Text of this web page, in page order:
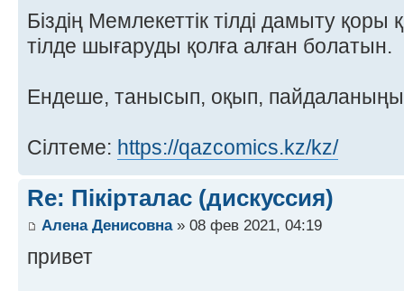
Біздің Мемлекеттік тілді дамыту қоры
тілде шығаруды қолға алған болатын.
Ендеше, танысып, оқып,
Сілтеме: https://qazcomics.kz/kz/
Re: Пікірталас (дискуссия)
Алена Денисовна» 08 фев 2021, 04:19
привет